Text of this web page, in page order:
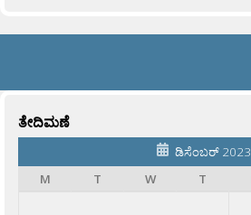
ತೇದಿಮಣೆ
ಡಿಸೆಂಬರ್ 2023
M
T W T